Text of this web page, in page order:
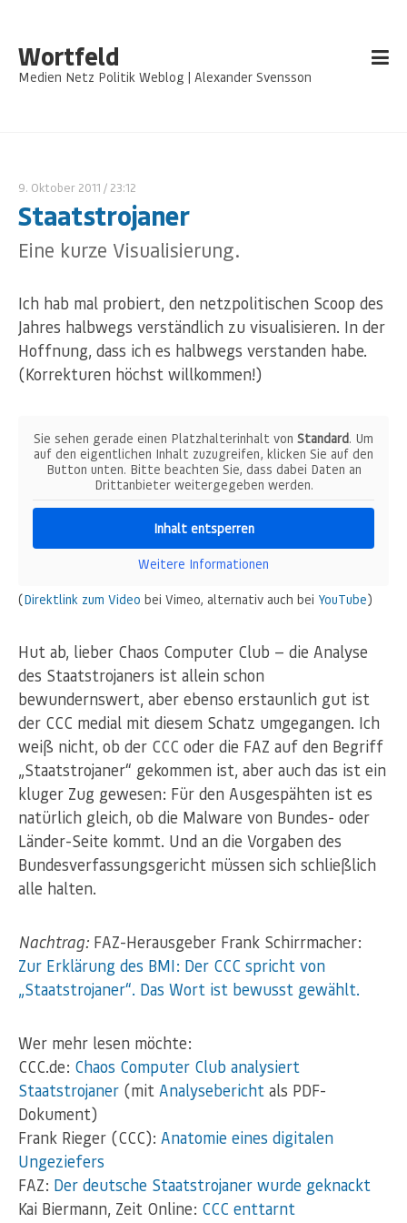
Wortfeld
Medien Netz Politik Weblog | Alexander Svensson
9. Oktober 2011 / 23:12
Staatstrojaner
Eine kurze Visualisierung.
Ich hab mal probiert, den netzpolitischen Scoop des
Jahres halbwegs verständlich zu visualisieren. In der
Hoffnung, dass ich es halbwegs verstanden habe.
(Korrekturen höchst willkommen!)
Sie sehen gerade einen Platzhalterinhalt von Standard. Um
auf den eigentlichen Inhalt zuzugreifen, klicken Sie auf den
Button unten. Bitte beachten Sie, dass dabei Daten an
Drittanbieter weitergegeben werden.
Inhalt entsperren
Weitere Informationen
(Direktlink zum Video bei Vimeo, alternativ auch bei YouTube)
Hut ab, lieber Chaos Computer Club — die Analyse
des Staatstrojaners ist allein schon
bewundernswert, aber ebenso erstaunlich gut ist
der CCC medial mit diesem Schatz umgegangen. Ich
weiß nicht, ob der CCC oder die FAZ auf den Begriff
„Staatstrojaner“ gekommen ist, aber auch das ist ein
kluger Zug gewesen: Für den Ausgespähten ist es
natürlich gleich, ob die Malware von Bundes- oder
Länder-Seite kommt. Und an die Vorgaben des
Bundesverfassungsgericht müssen sich schließlich
alle halten.
Nachtrag: FAZ-Herausgeber Frank Schirrmacher:
Zur Erklärung des BMI: Der CCC spricht von
„Staatstrojaner“. Das Wort ist bewusst gewählt.
Wer mehr lesen möchte:
CCC.de: Chaos Computer Club analysiert
Staatstrojaner (mit Analysebericht als PDF-
Dokument)
Frank Rieger (CCC): Anatomie eines digitalen
Ungeziefers
FAZ: Der deutsche Staatstrojaner wurde geknackt
Kai Biermann, Zeit Online: CCC enttarnt